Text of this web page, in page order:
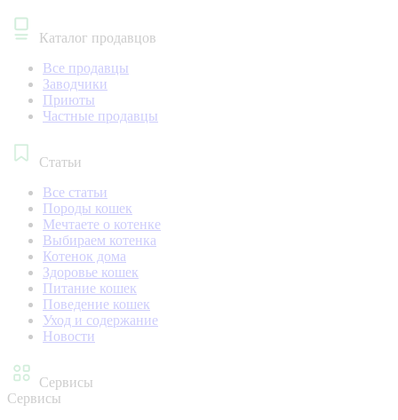
Каталог продавцов
Все продавцы
Заводчики
Приюты
Частные продавцы
Статьи
Все статьи
Породы кошек
Мечтаете о котенке
Выбираем котенка
Котенок дома
Здоровье кошек
Питание кошек
Поведение кошек
Уход и содержание
Новости
Сервисы
Сервисы